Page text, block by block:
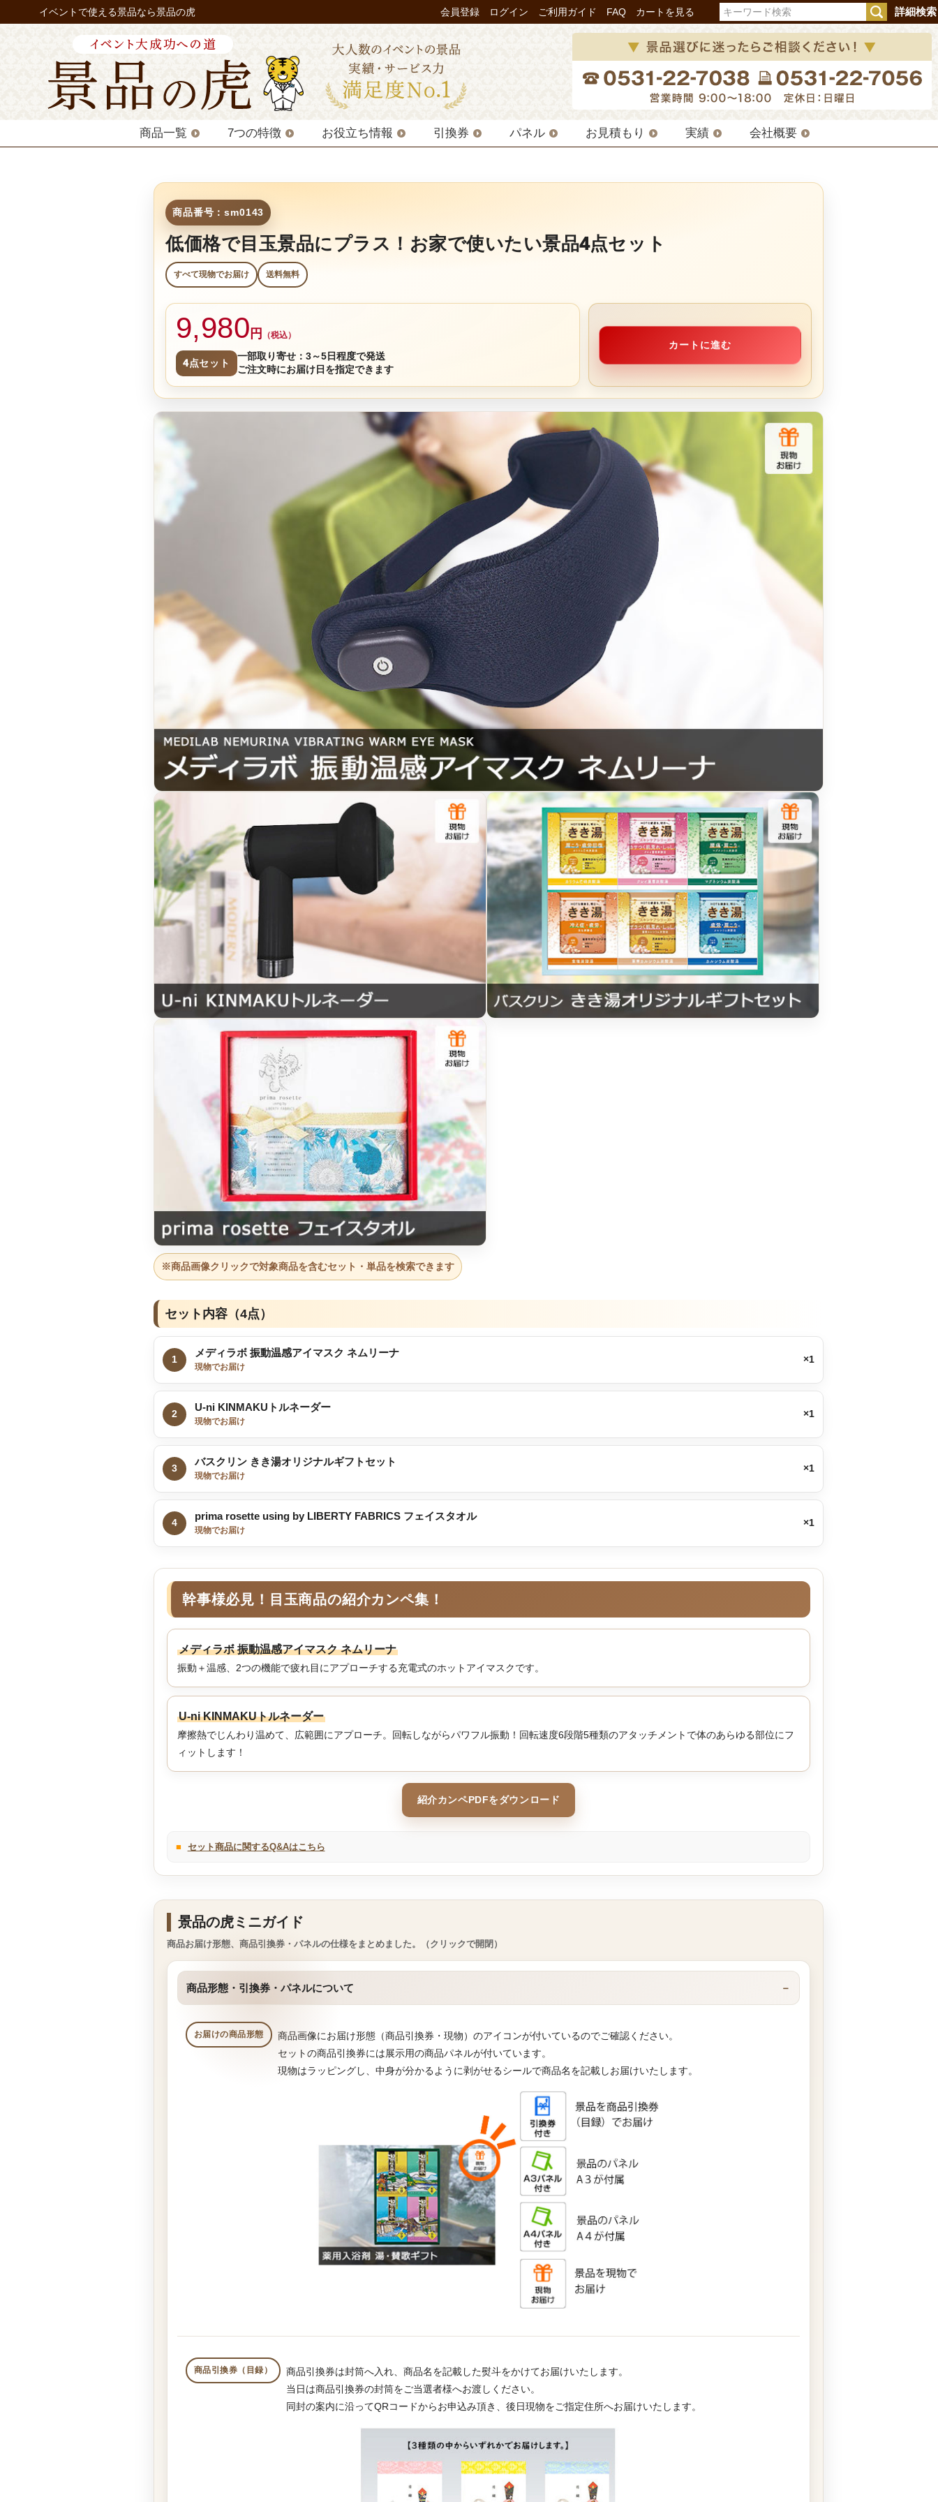
イベントで使える景品なら景品の虎 会員登録 ログイン ご利用ガイド FAQ カートを見る 詳細検索
商品一覧 7つの特徴 お役立ち情報 引換券 パネル お見積もり 実績 会社概要
商品番号：sm0143
低価格で目玉景品にプラス！お家で使いたい景品4点セット
すべて現物でお届け 送料無料
9,980 円 （税込）
4点セット
一部取り寄せ：3～5日程度で発送
ご注文時にお届け日を指定できます
カートに進む
※商品画像クリックで対象商品を含むセット・単品を検索できます
セット内容（4点）
1
メディラボ 振動温感アイマスク ネムリーナ
現物でお届け
×1
2
U-ni KINMAKUトルネーダー
現物でお届け
×1
3
バスクリン きき湯オリジナルギフトセット
現物でお届け
×1
4
prima rosette using by LIBERTY FABRICS フェイスタオル
現物でお届け
×1
幹事様必見！目玉商品の紹介カンペ集！
メディラボ 振動温感アイマスク ネムリーナ
振動＋温感、2つの機能で疲れ目にアプローチする充電式のホットアイマスクです。
U-ni KINMAKUトルネーダー
摩擦熱でじんわり温めて、広範囲にアプローチ。回転しながらパワフル振動！回転速度6段階5種類のアタッチメントで体のあらゆる部位にフ
ィットします！
紹介カンペPDFをダウンロード
■ セット商品に関するQ&Aはこちら
景品の虎ミニガイド
商品お届け形態、商品引換券・パネルの仕様をまとめました。（クリックで開閉）
商品形態・引換券・パネルについて
お届けの商品形態
商品画像にお届け形態（商品引換券・現物）のアイコンが付いているのでご確認ください。
セットの商品引換券には展示用の商品パネルが付いています。
現物はラッピングし、中身が分かるように剥がせるシールで商品名を記載しお届けいたします。
商品引換券（目録）
商品引換券は封筒へ入れ、商品名を記載した熨斗をかけてお届けいたします。
当日は商品引換券の封筒をご当選者様へお渡しください。
同封の案内に沿ってQRコードからお申込み頂き、後日現物をご指定住所へお届けいたします。